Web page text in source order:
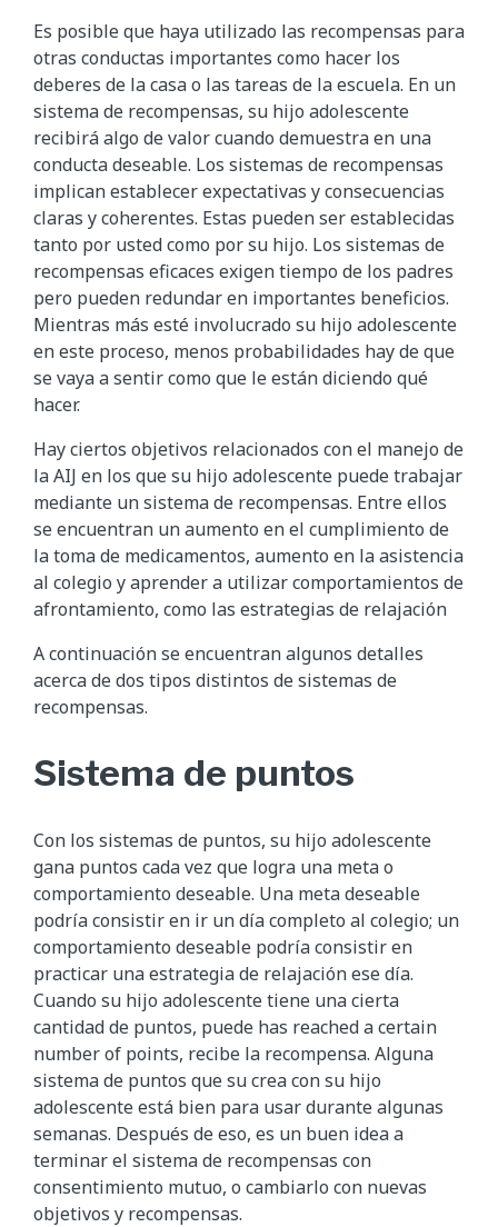
Es posible que haya utilizado las recompensas para
otras conductas importantes como hacer los
deberes de la casa o las tareas de la escuela. En un
sistema de recompensas, su hijo adolescente
recibirá algo de valor cuando demuestra en una
conducta deseable. Los sistemas de recompensas
implican establecer expectativas y consecuencias
claras y coherentes. Estas pueden ser establecidas
tanto por usted como por su hijo. Los sistemas de
recompensas eficaces exigen tiempo de los padres
pero pueden redundar en importantes beneficios.
Mientras más esté involucrado su hijo adolescente
en este proceso, menos probabilidades hay de que
se vaya a sentir como que le están diciendo qué
hacer.
Hay ciertos objetivos relacionados con el manejo de
la AIJ en los que su hijo adolescente puede trabajar
mediante un sistema de recompensas. Entre ellos
se encuentran un aumento en el cumplimiento de
la toma de medicamentos, aumento en la asistencia
al colegio y aprender a utilizar comportamientos de
afrontamiento, como las estrategias de relajación
A continuación se encuentran algunos detalles
acerca de dos tipos distintos de sistemas de
recompensas.
Sistema de puntos
Con los sistemas de puntos, su hijo adolescente
gana puntos cada vez que logra una meta o
comportamiento deseable. Una meta deseable
podría consistir en ir un día completo al colegio; un
comportamiento deseable podría consistir en
practicar una estrategia de relajación ese día.
Cuando su hijo adolescente tiene una cierta
cantidad de puntos, puede has reached a certain
number of points, recibe la recompensa. Alguna
sistema de puntos que su crea con su hijo
adolescente está bien para usar durante algunas
semanas. Después de eso, es un buen idea a
terminar el sistema de recompensas con
consentimiento mutuo, o cambiarlo con nuevas
objetivos y recompensas.